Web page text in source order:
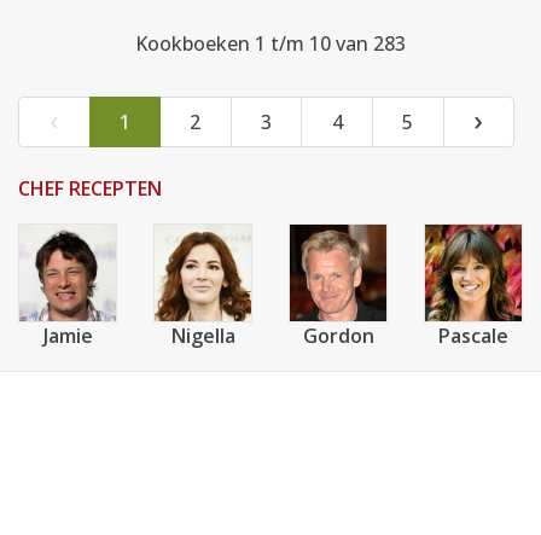
Kookboeken 1 t/m 10 van 283
‹ 1 2 3 4 5 ›
CHEF RECEPTEN
Jamie Nigella Gordon Pascale